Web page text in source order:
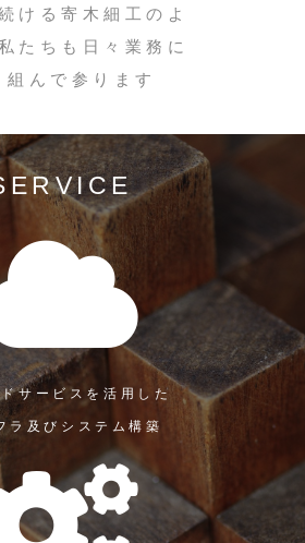
ける寄木細工のよ
たちも日々業務に
組んで参ります
サービスを活用した
ラ及びシステム構築